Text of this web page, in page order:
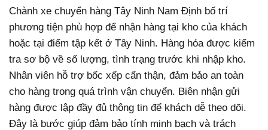
Chành xe chuyển hàng Tây Ninh Nam Định bố trí
phương tiện phù hợp để nhận hàng tại kho của khách
hoặc tại điểm tập kết ở Tây Ninh. Hàng hóa được kiểm
tra sơ bộ về số lượng, tình trạng trước khi nhập kho.
Nhân viên hỗ trợ bốc xếp cẩn thận, đảm bảo an toàn
cho hàng trong quá trình vận chuyển. Biên nhận gửi
hàng được lập đầy đủ thông tin để khách dễ theo dõi.
Đây là bước giúp đảm bảo tính minh bạch và trách